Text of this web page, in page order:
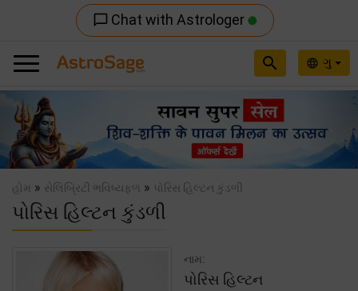
chat_bubble_outline Chat with Astrologer
language ગુ
search
Previous
હોમ » સેલિબ્રિટી ભવિષ્યફળ » પોરિસ હિલ્ટન કુંડળી
પોરિસ હિલ્ટન કુંડળી
નામ:
પોરિસ હિલ્ટન